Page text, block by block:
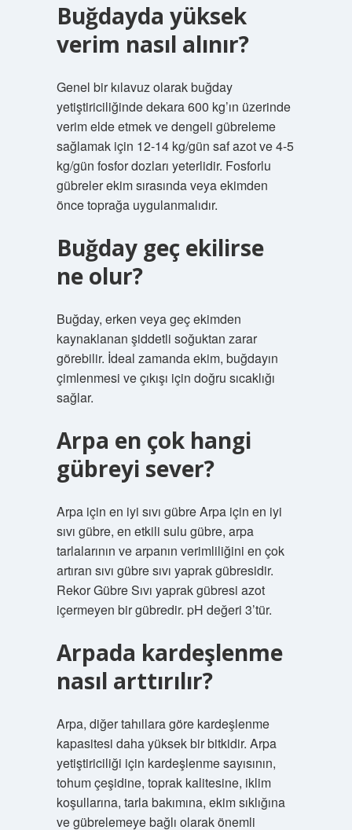
Buğdayda yüksek
verim nasıl alınır?
Genel bir kılavuz olarak buğday
yetiştiriciliğinde dekara 600 kg’ın üzerinde
verim elde etmek ve dengeli gübreleme
sağlamak için 12-14 kg/gün saf azot ve 4-5
kg/gün fosfor dozları yeterlidir. Fosforlu
gübreler ekim sırasında veya ekimden
önce toprağa uygulanmalıdır.
Buğday geç ekilirse
ne olur?
Buğday, erken veya geç ekimden
kaynaklanan şiddetli soğuktan zarar
görebilir. İdeal zamanda ekim, buğdayın
çimlenmesi ve çıkışı için doğru sıcaklığı
sağlar.
Arpa en çok hangi
gübreyi sever?
Arpa için en iyi sıvı gübre Arpa için en iyi
sıvı gübre, en etkili sulu gübre, arpa
tarlalarının ve arpanın verimliliğini en çok
artıran sıvı gübre sıvı yaprak gübresidir.
Rekor Gübre Sıvı yaprak gübresi azot
içermeyen bir gübredir. pH değeri 3’tür.
Arpada kardeşlenme
nasıl arttırılır?
Arpa, diğer tahıllara göre kardeşlenme
kapasitesi daha yüksek bir bitkidir. Arpa
yetiştiriciliği için kardeşlenme sayısının,
tohum çeşidine, toprak kalitesine, iklim
koşullarına, tarla bakımına, ekim sıklığına
ve gübrelemeye bağlı olarak önemli